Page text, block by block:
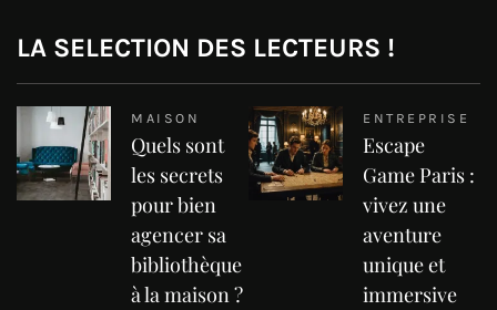
LA SELECTION DES LECTEURS !
MAISON
Quels sont
les secrets
pour bien
agencer sa
bibliothèque
à la maison ?
ENTREPRISE
Escape
Game Paris :
vivez une
aventure
unique et
immersive